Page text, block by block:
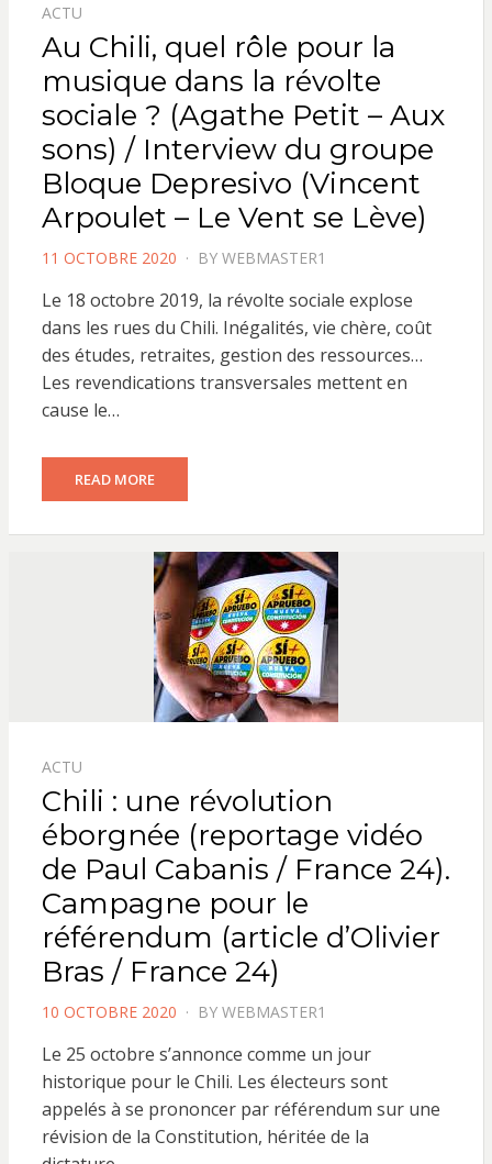
ACTU
Au Chili, quel rôle pour la
musique dans la révolte
sociale ? (Agathe Petit – Aux
sons) / Interview du groupe
Bloque Depresivo (Vincent
Arpoulet – Le Vent se Lève)
POSTED
11 OCTOBRE 2020 BY WEBMASTER1
Le 18 octobre 2019, la révolte sociale explose
dans les rues du Chili. Inégalités, vie chère, coût
des études, retraites, gestion des ressources…
Les revendications transversales mettent en
cause le…
READ MORE
ACTU
Chili : une révolution
éborgnée (reportage vidéo
de Paul Cabanis / France 24).
Campagne pour le
référendum (article d’Olivier
Bras / France 24)
POSTED
10 OCTOBRE 2020 BY WEBMASTER1
Le 25 octobre s’annonce comme un jour
historique pour le Chili. Les électeurs sont
appelés à se prononcer par référendum sur une
révision de la Constitution, héritée de la